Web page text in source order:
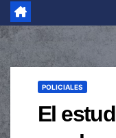
POLICIALES
El